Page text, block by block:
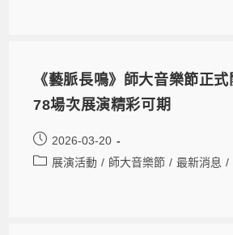
《藝脈長鳴》師大音樂節正
78場次展演精彩可期
2026-03-20
展演活動 / 師大音樂節 / 最新消息 /